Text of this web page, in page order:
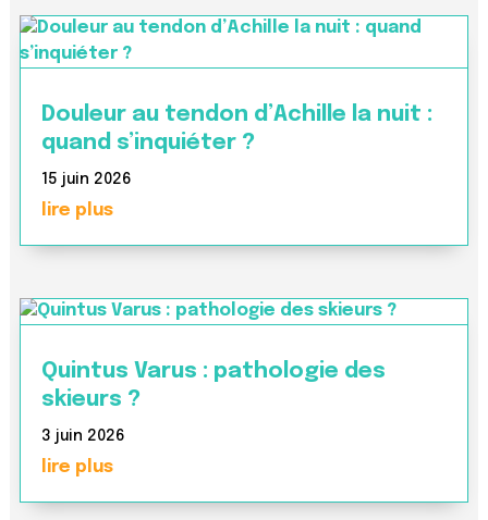
Douleur au tendon d’Achille la nuit :
quand s’inquiéter ?
15 juin 2026
lire plus
Quintus Varus : pathologie des
skieurs ?
3 juin 2026
lire plus